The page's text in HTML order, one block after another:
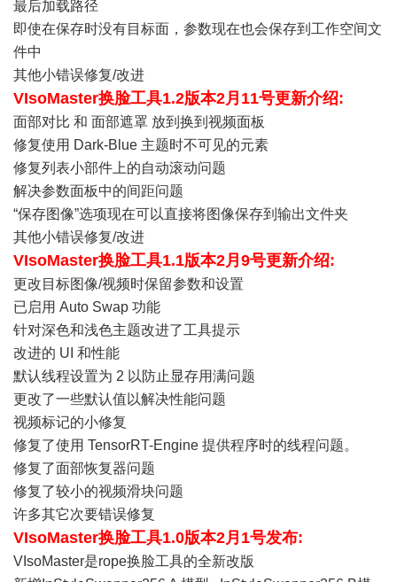
最后加载路径
即使在保存时没有目标面，参数现在也会保存到工作空间文
件中
其他小错误修复/改进
VIsoMaster换脸工具1.2版本2月11号更新介绍:
面部对比 和 面部遮罩 放到换到视频面板
修复使用 Dark-Blue 主题时不可见的元素
修复列表小部件上的自动滚动问题
解决参数面板中的间距问题
“保存图像”选项现在可以直接将图像保存到输出文件夹
其他小错误修复/改进
VIsoMaster换脸工具1.1版本2月9号更新介绍:
更改目标图像/视频时保留参数和设置
已启用 Auto Swap 功能
针对深色和浅色主题改进了工具提示
改进的 UI 和性能
默认线程设置为 2 以防止显存用满问题
更改了一些默认值以解决性能问题
视频标记的小修复
修复了使用 TensorRT-Engine 提供程序时的线程问题。
修复了面部恢复器问题
修复了较小的视频滑块问题
许多其它次要错误修复
VIsoMaster换脸工具1.0版本2月1号发布:
VIsoMaster是rope换脸工具的全新改版